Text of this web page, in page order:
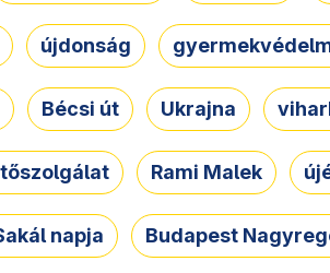
újdonság
Bécsi út Ukrajna
Rami Malek
napja Budapest